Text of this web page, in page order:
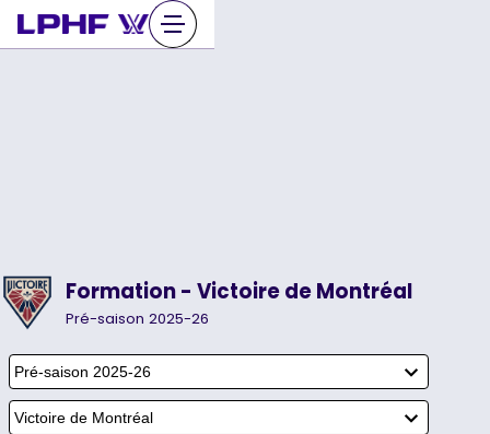
Sauter
au
Formation - Victoire de Montréal
Pré-saison 2025-26